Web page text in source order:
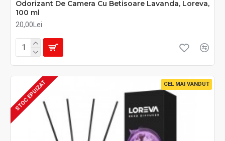
Odorizant De Camera Cu Betisoare Lavanda, Loreva,
100 ml
20,00Lei
CEL MAI VANDUT
STOC EPUIZAT